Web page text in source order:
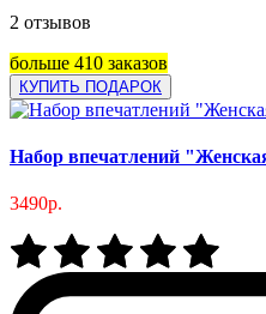
2 отзывов
больше 410 заказов
КУПИТЬ ПОДАРОК
Набор впечатлений
3490р.